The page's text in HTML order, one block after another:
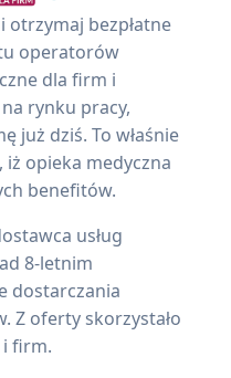
otrzymaj bezpłatne
operatorów
dla firm i
rynku pracy,
już dziś. To właśnie
opieka medyczna
benefitów.
usług
8-letnim
dostarczania
Z oferty skorzystało
i firm.